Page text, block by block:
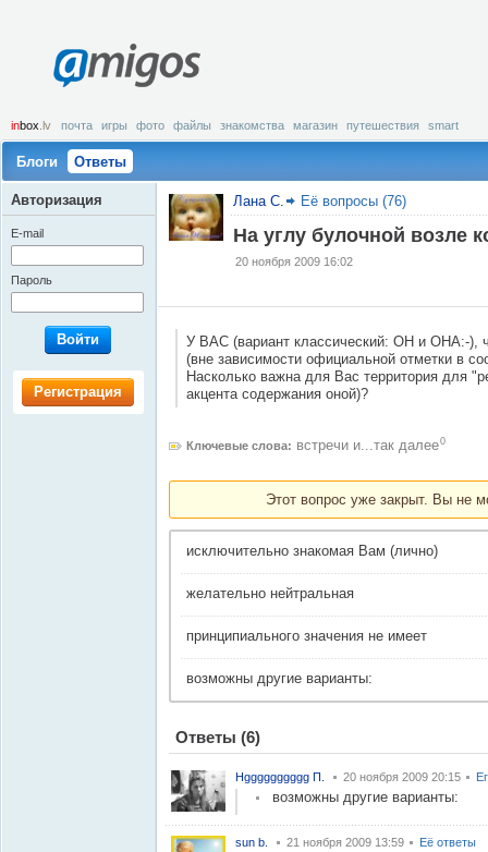
amigos
inbox .lv почта игры фото файлы знакомства магазин путешествия smart
Блоги Ответы
Лана С. Её вопросы (76)
На углу булочной возле
20 ноября 2009 16:02
У ВАС (вариант классический: ОН и ОНА:-),
(вне зависимости официальной отметки в
Насколько важна для Вac территория для
акцента содержания оной)?
Ключевые слова: встречи и...так далее0
Этот вопрос уже закрыт. Вы не
исключительно знакомая Вам (лично)
желательно нейтральная
принципиального значения не имеет
возможны другие варианты:
Ответы (6)
Нgggggggggg П. 20 ноября 2009 20:15
возможны другие варианты:
sun b. 21 ноября 2009 13:59 Её ответы
Авторизация
E-mail
Пароль
Войти
Регистрация